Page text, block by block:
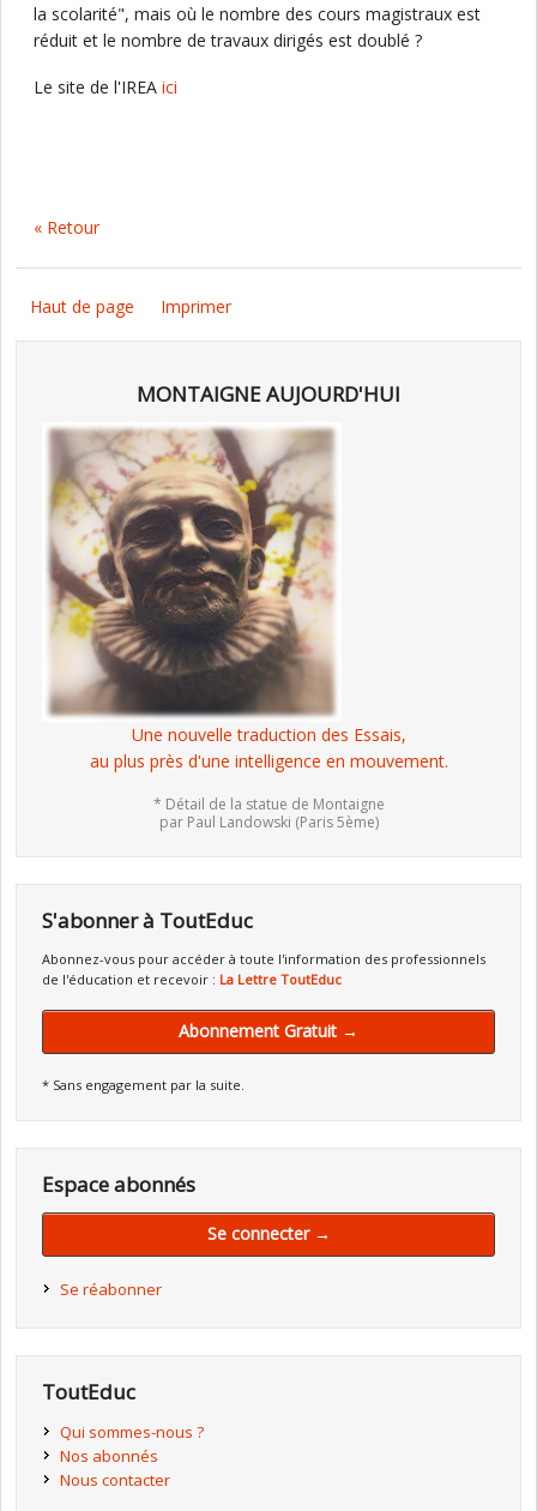
la scolarité", mais où le nombre des cours magistraux est
réduit et le nombre de travaux dirigés est doublé ?
Le site de l'IREA ici
« Retour
Haut de page Imprimer
MONTAIGNE AUJOURD'HUI
Une nouvelle traduction des Essais,
au plus près d'une intelligence en mouvement.
* Détail de la statue de Montaigne
par Paul Landowski (Paris 5ème)
S'abonner à ToutEduc
Abonnez-vous pour accéder à toute l'information des professionnels
de l'éducation et recevoir : La Lettre ToutEduc
Abonnement Gratuit →
* Sans engagement par la suite.
Espace abonnés
Se connecter →
Se réabonner
ToutEduc
Qui sommes-nous ?
Nos abonnés
Nous contacter